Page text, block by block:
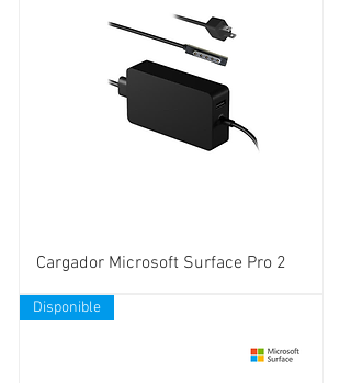
Cargador Microsoft Surface Pro 2
Disponible